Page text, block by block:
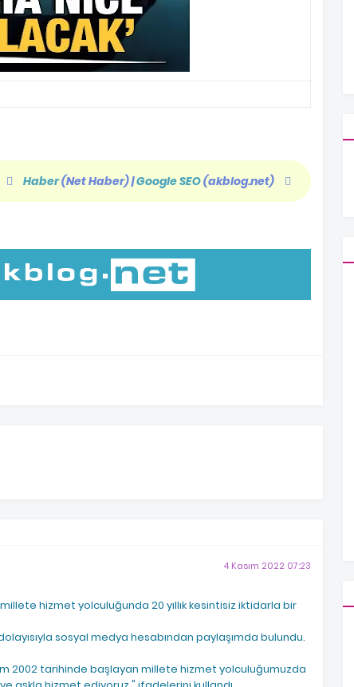
Haber(Net Haber)|Google SEO(akblog.net)
4 Kasım 2022 07:23
hizmet yolculuğunda 20 yıllık kesintisiz iktidarla bir
sosyal medya hesabından paylaşımda bulundu.
2002 tarihinde başlayan millete hizmet yolculuğumuzda